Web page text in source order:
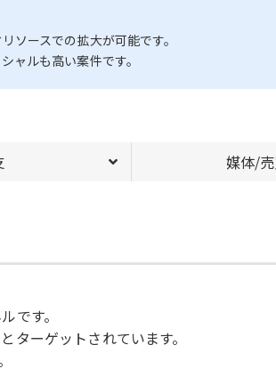
ソースでの拡大が可能です。
ャルも高い案件です。
媒体/
です。
ターゲットされています。